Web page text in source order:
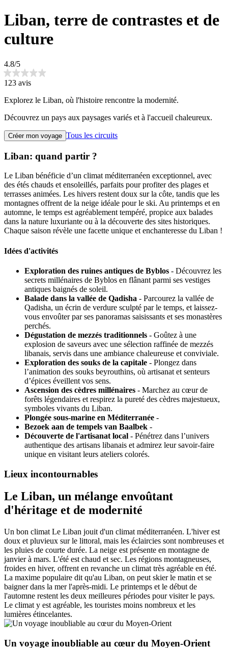
Liban, terre de contrastes et de
culture
4.8/5
123 avis
Explorez le Liban, où l'histoire rencontre la modernité.
Découvrez un pays aux paysages variés et à l'accueil chaleureux.
Créer mon voyage Tous les circuits
Liban: quand partir ?
Le Liban bénéficie d’un climat méditerranéen exceptionnel, avec
des étés chauds et ensoleillés, parfaits pour profiter des plages et
terrasses animées. Les hivers restent doux sur la côte, tandis que les
montagnes offrent de la neige idéale pour le ski. Au printemps et en
automne, le temps est agréablement tempéré, propice aux balades
dans la nature luxuriante ou à la découverte des sites historiques.
Chaque saison révèle une facette unique et enchanteresse du Liban !
Idées d'activités
Exploration des ruines antiques de Byblos - Découvrez les
secrets millénaires de Byblos en flânant parmi ses vestiges
antiques baignés de soleil.
Balade dans la vallée de Qadisha - Parcourez la vallée de
Qadisha, un écrin de verdure sculpté par le temps, et laissez-
vous envoûter par ses panoramas saisissants et ses monastères
perchés.
Dégustation de mezzés traditionnels - Goûtez à une
explosion de saveurs avec une sélection raffinée de mezzés
libanais, servis dans une ambiance chaleureuse et conviviale.
Exploration des souks de la capitale - Plongez dans
l’animation des souks beyrouthins, où artisanat et senteurs
d’épices éveillent vos sens.
Ascension des cèdres millénaires - Marchez au cœur de
forêts légendaires et respirez la pureté des cèdres majestueux,
symboles vivants du Liban.
Plongée sous-marine en Méditerranée -
Bezoek aan de tempels van Baalbek -
Découverte de l'artisanat local - Pénétrez dans l’univers
authentique des artisans libanais et admirez leur savoir-faire
unique en visitant leurs ateliers colorés.
Lieux incontournables
Le Liban, un mélange envoûtant
d'héritage et de modernité
Un bon climat Le Liban jouit d'un climat méditerranéen. L'hiver est
doux et pluvieux sur le littoral, mais les éclaircies sont nombreuses et
les pluies de courte durée. La neige est présente en montagne de
janvier à mars. L'été est chaud et sec. Les régions montagneuses,
froides en hiver, offrent en revanche un climat très agréable en été.
La maxime populaire dit qu'au Liban, on peut skier le matin et se
baigner dans la mer l'après-midi. Le printemps et le début de
l'automne restent les deux meilleures périodes pour visiter le pays.
Le climat y est agréable, les touristes moins nombreux et les
lumières étincelantes.
Un voyage inoubliable au cœur du Moyen-Orient